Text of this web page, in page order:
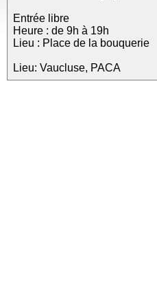
Entrée libre
Heure : de 9h à 19h
Lieu : Place de la bouquerie
Lieu: Vaucluse, PACA